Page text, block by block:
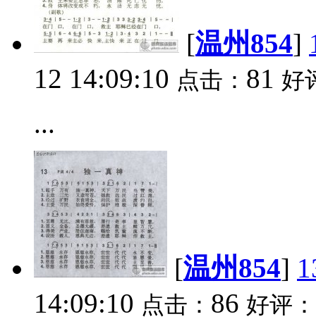
[温州854]
12 14:09:10 点击： 81 好
...
[温州854]
14:09:10 点击： 86 好评：